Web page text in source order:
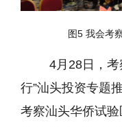
图5 我会考
4月28日，
行”汕头投资专题
考察汕头华侨试